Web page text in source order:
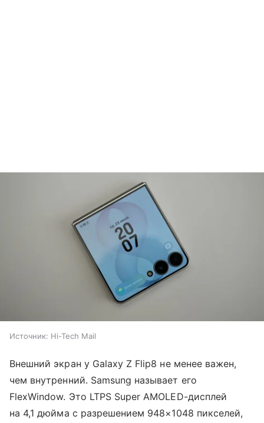
Источник: Hi-Tech Mail
Внешний экран у Galaxy Z Flip8 не менее важен,
чем внутренний. Samsung называет его
FlexWindow. Это LTPS Super AMOLED-дисплей
на 4,1 дюйма с разрешением 948×1048 пикселей,